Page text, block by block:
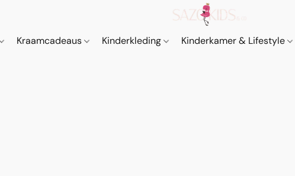
Kraamcadeaus Kinderkleding Kinderkamer & Lifestyle